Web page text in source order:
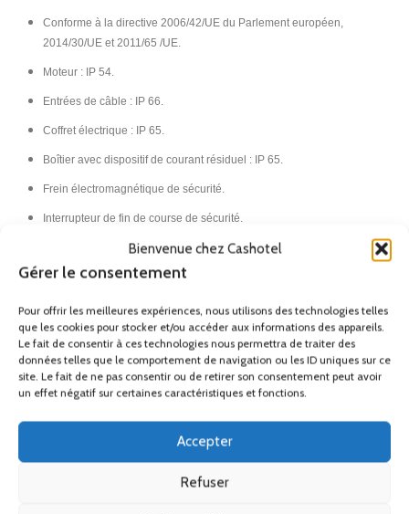
Bienvenue chez Cashotel
Gérer le consentement
Pour offrir les meilleures expériences, nous utilisons des technologies telles
que les cookies pour stocker et/ou accéder aux informations des appareils.
Le fait de consentir à ces technologies nous permettra de traiter des
données telles que le comportement de navigation ou les ID uniques sur ce
site. Le fait de ne pas consentir ou de retirer son consentement peut avoir
un effet négatif sur certaines caractéristiques et fonctions.
Accepter
Refuser
Conforme à la directive 2006/42/UE du Parlement européen,
2014/30/UE et 2011/65 /UE.
Moteur : IP 54.
Entrées de câble : IP 66.
Coffret électrique : IP 65.
Boîtier avec dispositif de courant résiduel : IP 65.
Frein électromagnétique de sécurité.
Interrupteur de fin de course de sécurité.
Dispositif différentiel résiduel intégré avec disjoncteur.
Anneau de brosse protégeant le maillot de bain.
Arrêt automatique en cas de panne de courant.
Protection mécanique avancée contre les fuites d’eau dans le
moteur.
Protection thermique installée sur le moteur.
Si vous n’avez pas une évacuation des eaux usées à proximité, nous
Nous vous proposons un réservoir d’eau d’une capacité de 18 litres en
polyéthylène durable de haute qualité résistant aux produits chimiques